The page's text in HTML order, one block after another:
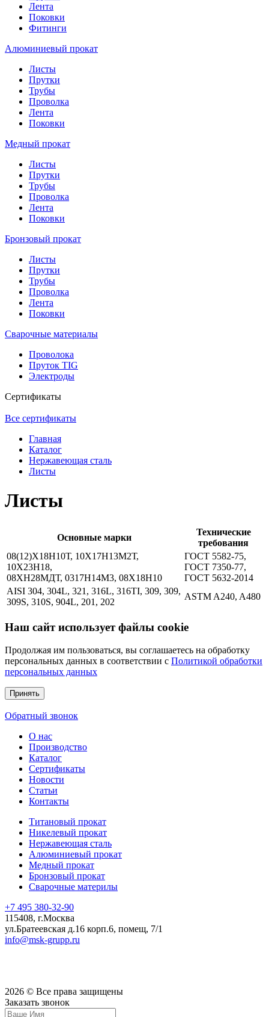
Лента
Поковки
Фитинги
Алюминиевый прокат
Листы
Прутки
Трубы
Проволка
Лента
Поковки
Медный прокат
Листы
Прутки
Трубы
Проволка
Лента
Поковки
Бронзовый прокат
Листы
Прутки
Трубы
Проволка
Лента
Поковки
Сварочные материалы
Проволока
Пруток TIG
Электроды
Сертификаты
Все сертификаты
Главная
Каталог
Нержавеющая сталь
Листы
Листы
Основные марки
Технические
требования
08(12)Х18Н10Т, 10Х17Н13М2Т,
10Х23Н18,
08ХН28МДТ, 0317Н14М3, 08Х18Н10
ГОСТ 5582-75,
ГОСТ 7350-77,
ГОСТ 5632-2014
AISI 304, 304L, 321, 316L, 316TI, 309, 309,
309S, 310S, 904L, 201, 202
ASTM A240, A480
Наш сайт использует файлы cookie
Продолжая им пользоваться, вы соглашаетесь на обработку
персональных данных в соответствии с Политикой обработки
персональных данных
Принять
Обратный звонок
О нас
Производство
Каталог
Сертификаты
Новости
Статьи
Контакты
Титановый прокат
Никелевый прокат
Нержавеющая сталь
Алюминиевый прокат
Медный прокат
Бронзовый прокат
Сварочные материлы
+7 495 380-32-90
115408, г.Москва
ул.Братеевская д.16 корп.6, помещ, 7/1
info@msk-grupp.ru
2026 © Все права защищены
Заказать звонок